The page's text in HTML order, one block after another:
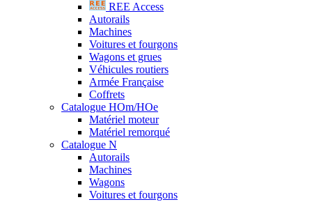
REE Access
Autorails
Machines
Voitures et fourgons
Wagons et grues
Véhicules routiers
Armée Française
Coffrets
Catalogue HOm/HOe
Matériel moteur
Matériel remorqué
Catalogue N
Autorails
Machines
Wagons
Voitures et fourgons